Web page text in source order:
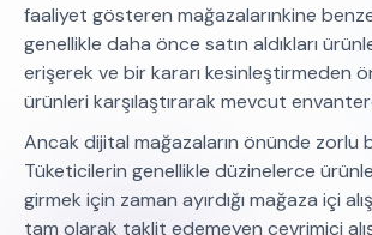
faaliyet gösteren mağazalarınkine
genellikle daha önce satın aldıkları
erişerek ve bir kararı kesinleştirmeden
ürünleri karşılaştırarak mevcut
Ancak dijital mağazaların önünde zorlu
Tüketicilerin genellikle düzinelerce
girmek için zaman ayırdığı mağaza içi
tam olarak taklit edemeyen çevrimiçi